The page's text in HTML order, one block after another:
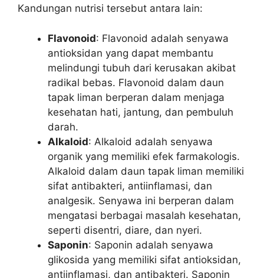
Kandungan nutrisi tersebut antara lain:
Flavonoid: Flavonoid adalah senyawa
antioksidan yang dapat membantu
melindungi tubuh dari kerusakan akibat
radikal bebas. Flavonoid dalam daun
tapak liman berperan dalam menjaga
kesehatan hati, jantung, dan pembuluh
darah.
Alkaloid: Alkaloid adalah senyawa
organik yang memiliki efek farmakologis.
Alkaloid dalam daun tapak liman memiliki
sifat antibakteri, antiinflamasi, dan
analgesik. Senyawa ini berperan dalam
mengatasi berbagai masalah kesehatan,
seperti disentri, diare, dan nyeri.
Saponin: Saponin adalah senyawa
glikosida yang memiliki sifat antioksidan,
antiinflamasi, dan antibakteri. Saponin